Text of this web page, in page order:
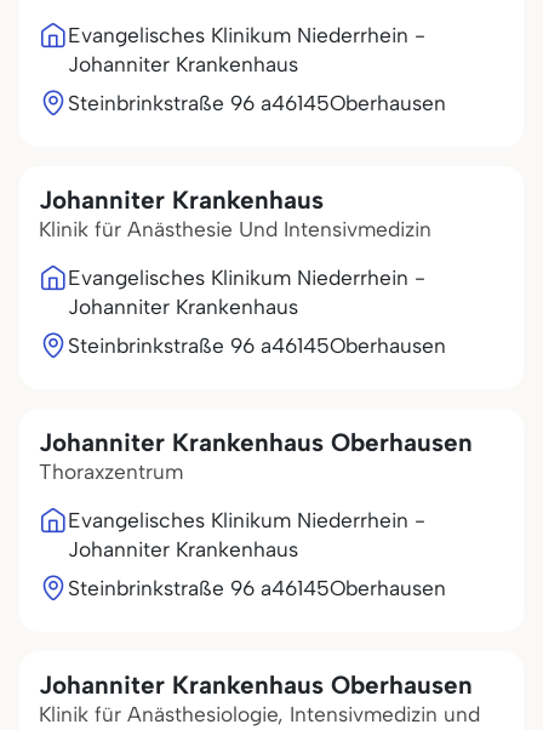
Evangelisches Klinikum Niederrhein -
Johanniter Krankenhaus
Steinbrinkstraße 96 a46145Oberhausen
Johanniter Krankenhaus
Klinik für Anästhesie Und Intensivmedizin
Evangelisches Klinikum Niederrhein -
Johanniter Krankenhaus
Steinbrinkstraße 96 a46145Oberhausen
Johanniter Krankenhaus Oberhausen
Thoraxzentrum
Evangelisches Klinikum Niederrhein -
Johanniter Krankenhaus
Steinbrinkstraße 96 a46145Oberhausen
Johanniter Krankenhaus Oberhausen
Klinik für Anästhesiologie, Intensivmedizin und